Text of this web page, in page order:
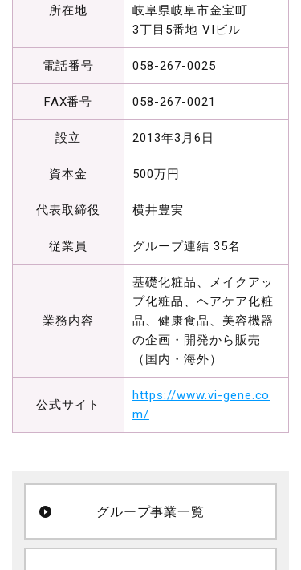
所在地
岐阜県岐阜市金宝町
3丁目5番地 VIビル
電話番号 058-267-0025
FAX番号 058-267-0021
設立 2013年3月6日
資本金 500万円
代表取締役 横井豊実
従業員 グループ連結 35名
業務内容
基礎化粧品、メイクアッ
プ化粧品、ヘアケア化粧
品、健康食品、美容機器
の企画・開発から販売
（国内・海外）
公式サイト
https://www.vi-gene.co
m/
グループ事業一覧